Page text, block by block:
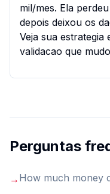
mil/mes. Ela
depois deixou os
Veja sua estrategia
validacao que
Perguntas
→ How much money